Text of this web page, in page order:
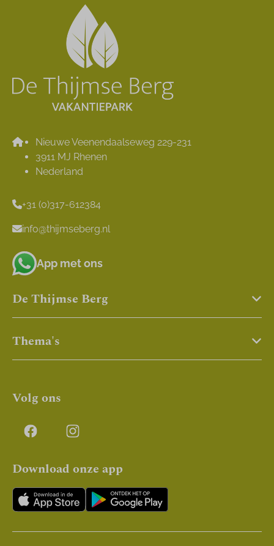
Nieuwe Veenendaalseweg 229-231
3911 MJ Rhenen
Nederland
+31 (0)317-612384
info@thijmseberg.nl
App met ons
De Thijmse Berg
Thema's
Volg ons
Download onze app